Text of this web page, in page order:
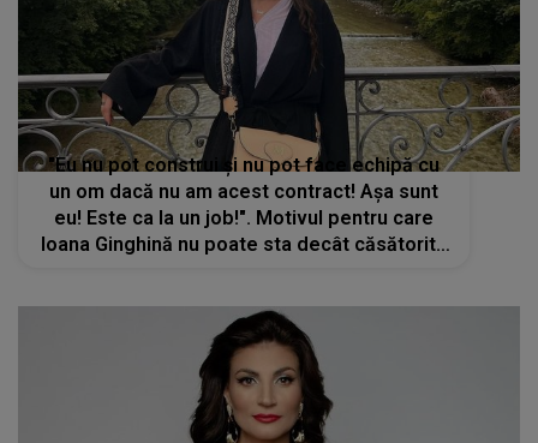
"Eu nu pot construi și nu pot face echipă cu
un om dacă nu am acest contract! Așa sunt
eu! Este ca la un job!". Motivul pentru care
Ioana Ginghină nu poate sta decât căsătorită